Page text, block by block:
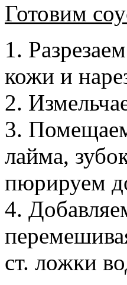
Готовим
1.
кожи и
2.
3.
лайма,
пюрируем
4.
ст. ложки